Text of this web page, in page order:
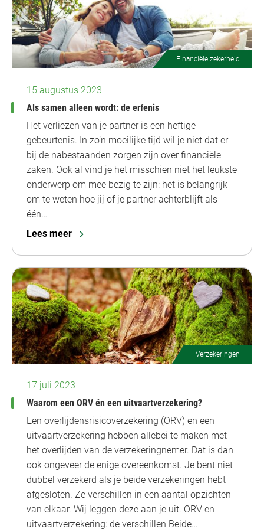
Financiële zekerheid
15 augustus 2023
Als samen alleen wordt: de erfenis
Het verliezen van je partner is een heftige
gebeurtenis. In zo’n moeilijke tijd wil je niet dat er
bij de nabestaanden zorgen zijn over financiële
zaken. Ook al vind je het misschien niet het leukste
onderwerp om mee bezig te zijn: het is belangrijk
om te weten hoe jij of je partner achterblijft als
één…
Lees meer
Verzekeringen
17 juli 2023
Waarom een ORV én een uitvaartverzekering?
Een overlijdensrisicoverzekering (ORV) en een
uitvaartverzekering hebben allebei te maken met
het overlijden van de verzekeringnemer. Dat is dan
ook ongeveer de enige overeenkomst. Je bent niet
dubbel verzekerd als je beide verzekeringen hebt
afgesloten. Ze verschillen in een aantal opzichten
van elkaar. Wij leggen deze aan je uit. ORV en
uitvaartverzekering: de verschillen Beide…